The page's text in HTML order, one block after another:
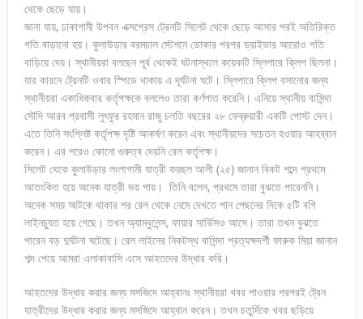
থেকে ছেড়ে যায়।
জানা যায়, ঢাকাগামী উপবন এক্সপ্রেস ট্রেনটি সিলেট থেকে ছেড়ে আসার পরই অতিরিক্ত
গতি বাড়ানো হয়। কুলাউড়ার বরমচাল স্টেশনে ডোকার পরপর ড্রাইভার আরোও গতি
বাড়িয়ে দেয়। স্থানীয়রা বলছেন পূর্ব থেকেই ঘটনাস্থলে কয়েকটি স্লিপারে ক্লিপ ছিলনা।
যার কারনে ট্রেনটি ওবার স্পিডে থাকায় এ দূর্ঘটনা ঘটে। স্লিপারে ক্লিপ বসানোর জন্য
স্থানীয়রা একাধিকবার কর্তৃপক্ষকে বললেও তারা কর্ণপাত করেনি। এনিয়ে স্থানীয় বাসিন্দা
সৌদি আরব প্রবাসী লুৎফুর রহমান রাজু চলতি বছরের ২৮ ফেব্রুয়ারী একটি পোস্ট দেন।
এতে তিনি সংশ্লিষ্ট কর্তৃপক্ষ দৃষ্টি আকর্ষণ করেন এবং স্থানীয়দের সচেতন হওয়ার আহব্বান
করেন। এর পরেও কোনো গুরুত্ব দেয়নি রেল কর্তৃপক্ষ।
সিলেট থেকে কুলাউড়ার লংলাগামী যাত্রী ফয়ছল আলী (২৫) জানান বিকট শব্দে প্রথমে
আতংকিত হয়ে অনেক যাত্রী ভয় পায়। তিনি বলেন, প্রথমে তারা বুঝতে পারেননি।
অনেক সময় আটকে থাকার পর রেল থেকে নেমে দেখতে পান পেছনের দিকে ৫টি বগি
লাইনচ্যুত হয়ে গেছে। তখন অ্যাম্বুলেন্স, ফায়ার সার্ভিসও আসে। তারা তখন বুঝতে
পারেন বড় দুর্ঘটনা ঘটেছে। রেল লাইনের নিকটস্থ বাসিন্দা প্রত্যক্ষদর্শী ফারুক মিয়া জানান
শব্দ পেয়ে আমরা এলাকাবাসি এসে আহতদের উদ্ধার করি।
আহতদের উদ্ধার করার জন্য মসজিদে আহ্বানঃ স্থানীয়রা খবর পাওয়ার পরপরই ট্রেন
যাত্রীদের উদ্ধার করার জন্য মসজিদে আহ্বান করেন। তখন চতুর্দিকে খবর ছড়িয়ে